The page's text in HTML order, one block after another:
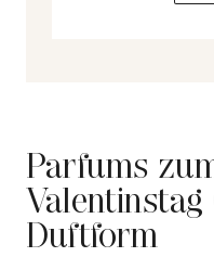
Parfums
Valentinstag
Duftform